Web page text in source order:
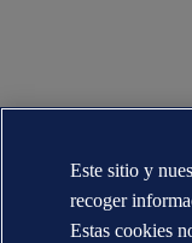
Este sitio y
recoger
Estas cookies